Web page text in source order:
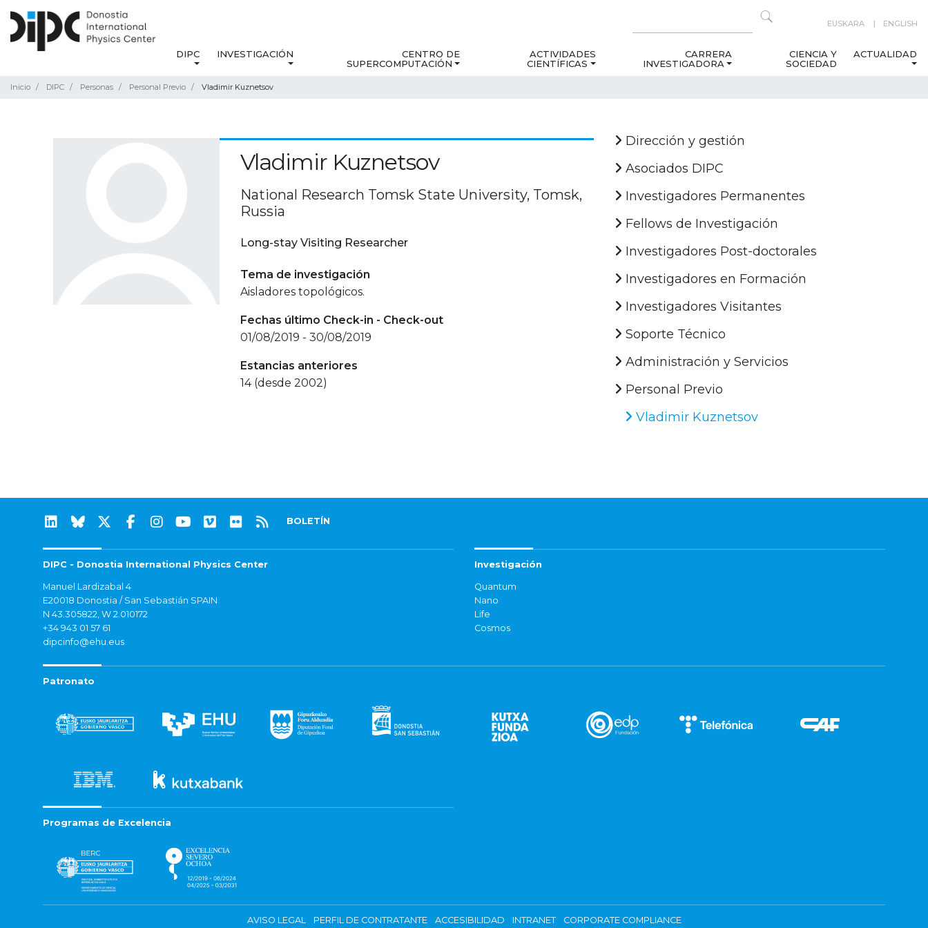
EUSKARA ENGLISH
DIPC INVESTIGACIÓN
CENTRO DE
SUPERCOMPUTACIÓN
ACTIVIDADES
CIENTÍFICAS
CARRERA
INVESTIGADORA
CIENCIA Y
SOCIEDAD
ACTUALIDAD
Inicio DIPC Personas Personal Previo Vladimir Kuznetsov
Vladimir Kuznetsov
National Research Tomsk State University, Tomsk,
Russia
Long-stay Visiting Researcher
Tema de investigación
Aisladores topológicos.
Fechas último Check-in - Check-out
01/08/2019 - 30/08/2019
Estancias anteriores
14 (desde 2002)
Dirección y gestión
Asociados DIPC
Investigadores Permanentes
Fellows de Investigación
Investigadores Post-doctorales
Investigadores en Formación
Investigadores Visitantes
Soporte Técnico
Administración y Servicios
Personal Previo
Vladimir Kuznetsov
BOLETÍN
DIPC - Donostia International Physics Center
Manuel Lardizabal 4
E20018 Donostia / San Sebastián SPAIN
N 43.305822, W 2.010172
+34 943 01 57 61
dipcinfo@ehu.eus
Investigación
Quantum
Nano
Life
Cosmos
Patronato
Programas de Excelencia
AVISO LEGAL PERFIL DE CONTRATANTE ACCESIBILIDAD INTRANET CORPORATE COMPLIANCE